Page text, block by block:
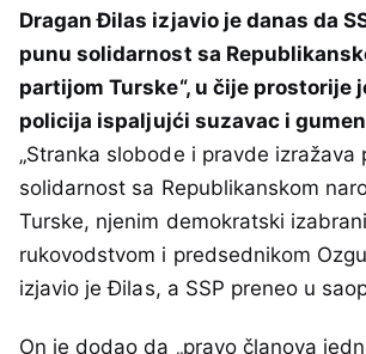
Dragan Đilas izjavio je danas da
punu solidarnost sa
partijom Turske“, u čije prostorije
policija ispaljujći suzavac i
„Stranka slobode i pravde izražava
solidarnost sa Republikanskom
Turske, njenim demokratski
rukovodstvom i predsednikom
izjavio je Đilas, a SSP preneo u
On je dodao da „pravo članova